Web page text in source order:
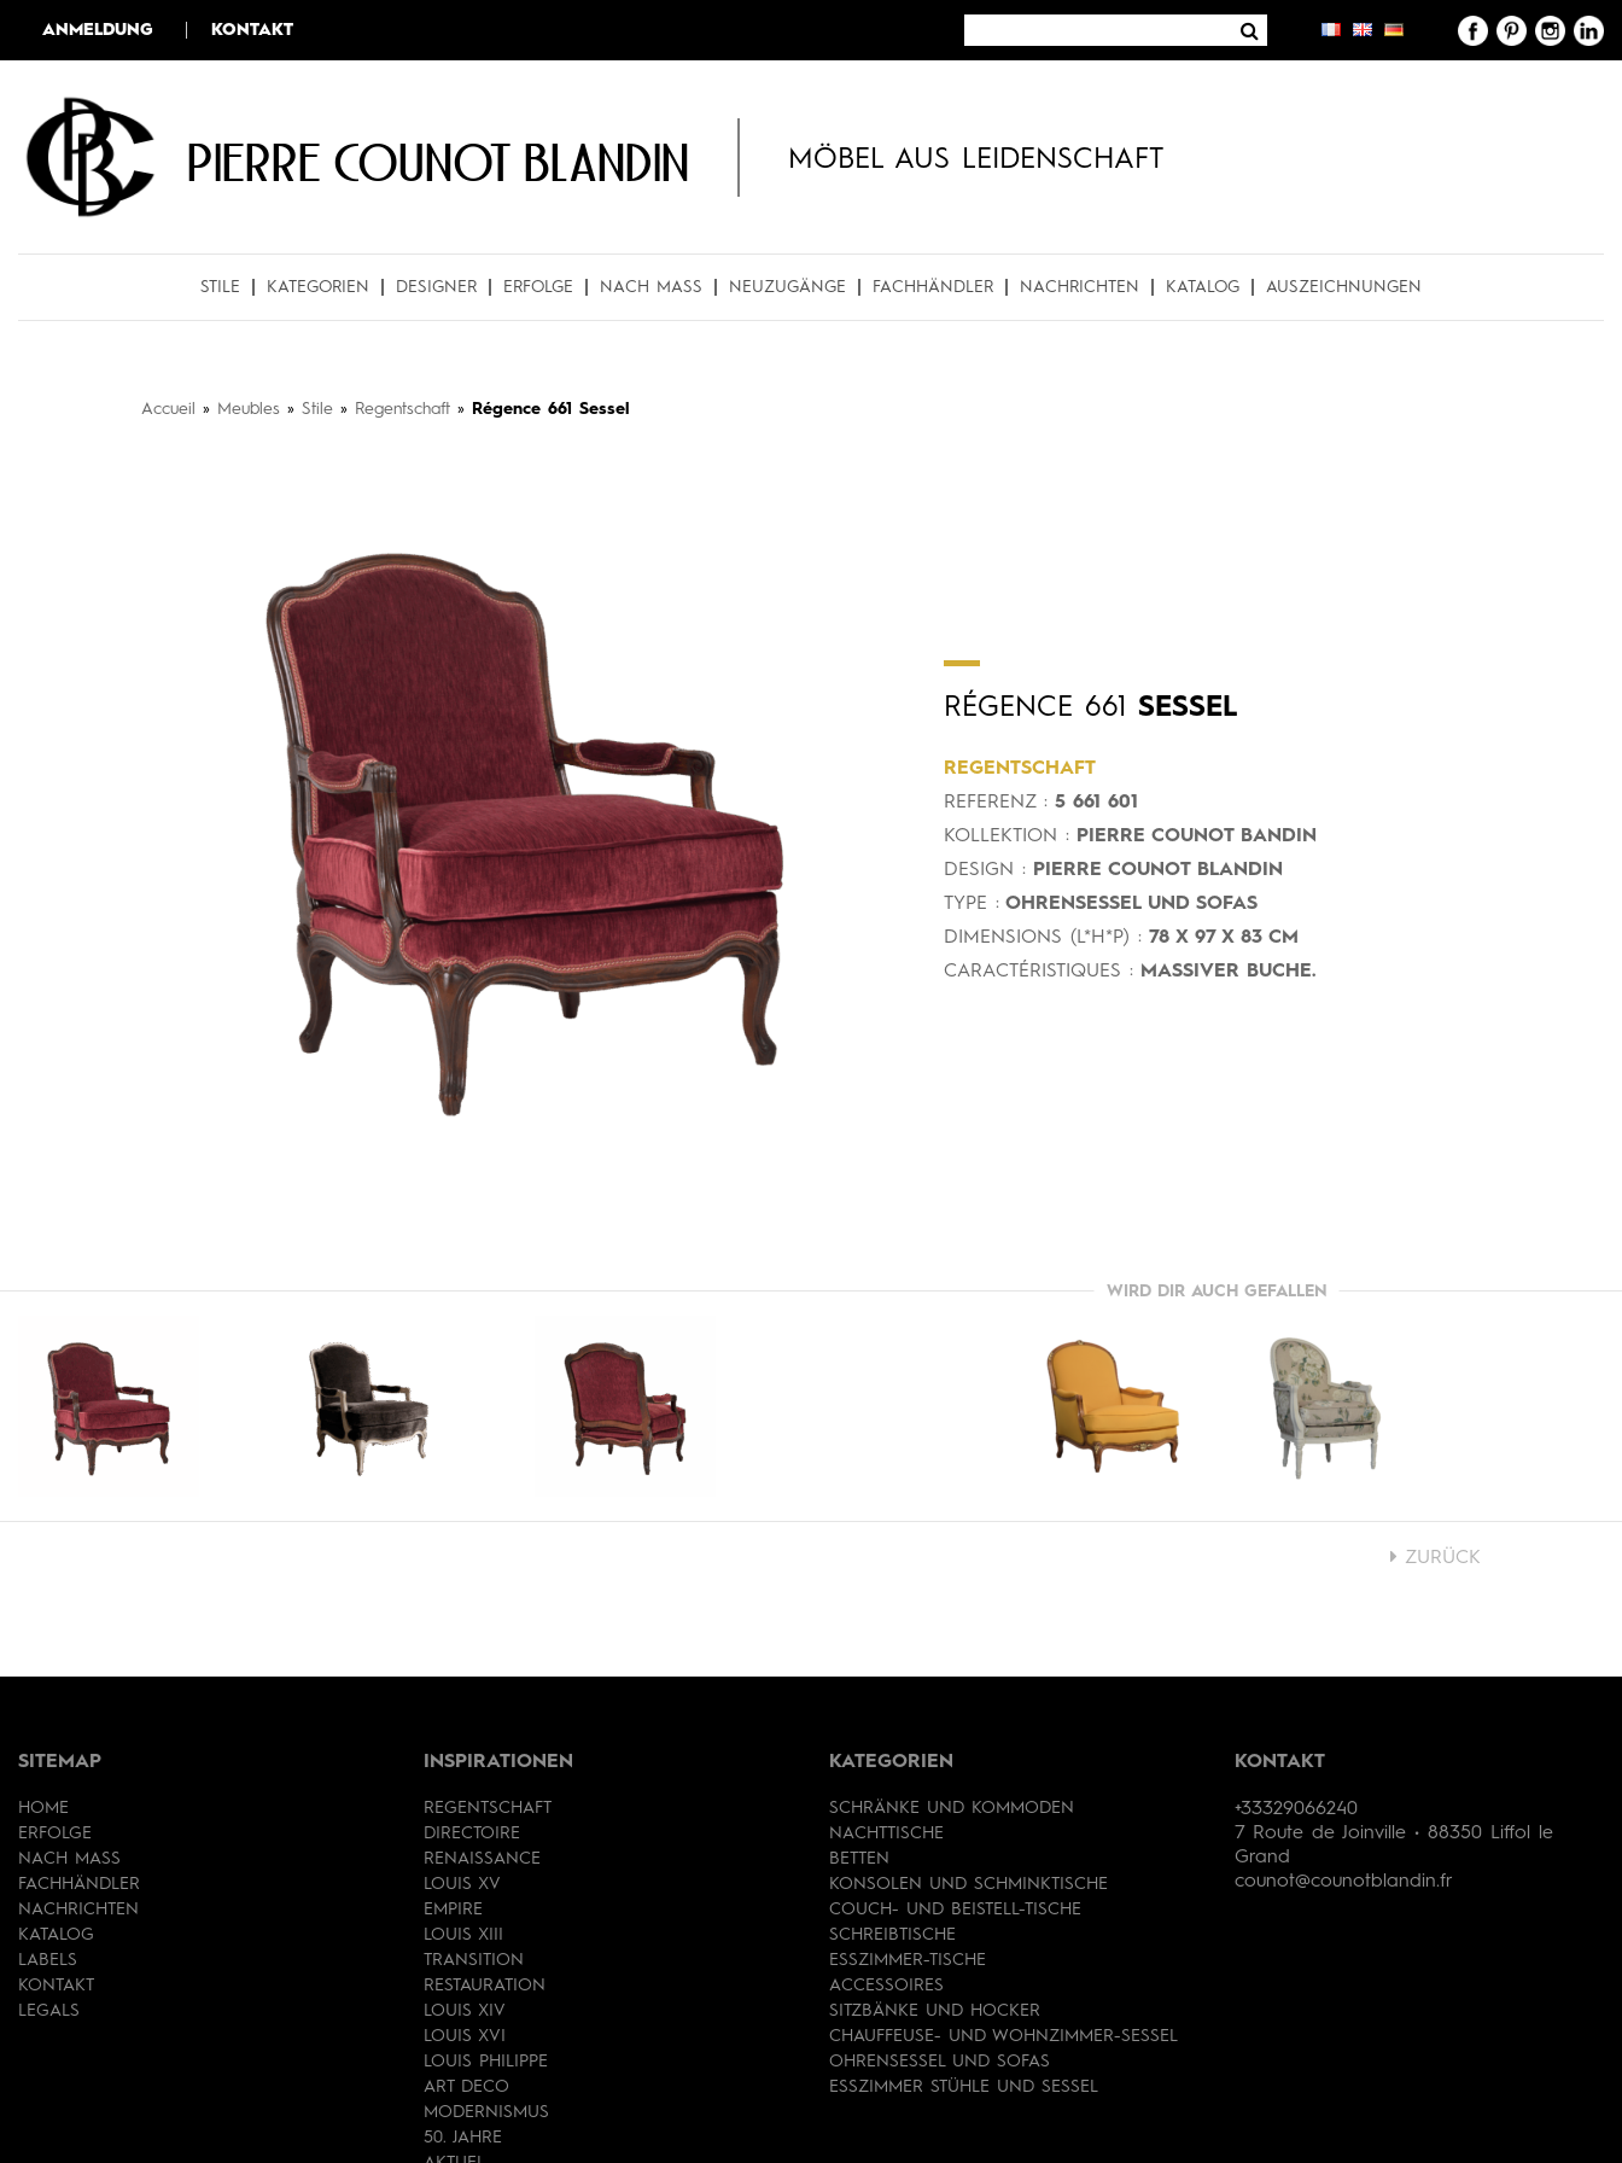
ANMELDUNG KONTAKT
Pierre COUNOT BLANDIN MÖBEL AUS LEIDENSCHAFT
STILE KATEGORIEN DESIGNER ERFOLGE NACH MASS NEUZUGÄNGE FACHHÄNDLER NACHRICHTEN KATALOG AUSZEICHNUNGEN
Accueil » Meubles » Stile » Regentschaft » Régence 661 Sessel
RÉGENCE 661 SESSEL
REGENTSCHAFT
REFERENZ : 5 661 601
KOLLEKTION : PIERRE COUNOT BANDIN
DESIGN : PIERRE COUNOT BLANDIN
TYPE : OHRENSESSEL UND SOFAS
DIMENSIONS (L*H*P) : 78 X 97 X 83 CM
CARACTÉRISTIQUES : MASSIVER BUCHE.
WIRD DIR AUCH GEFALLEN
ZURÜCK
SITEMAP
HOME
ERFOLGE
NACH MASS
FACHHÄNDLER
NACHRICHTEN
KATALOG
LABELS
KONTAKT
LEGALS
INSPIRATIONEN
REGENTSCHAFT
DIRECTOIRE
RENAISSANCE
LOUIS XV
EMPIRE
LOUIS XIII
TRANSITION
RESTAURATION
LOUIS XIV
LOUIS XVI
LOUIS PHILIPPE
ART DECO
MODERNISMUS
50. JAHRE
KATEGORIEN
SCHRÄNKE UND KOMMODEN
NACHTTISCHE
BETTEN
KONSOLEN UND SCHMINKTISCHE
COUCH- UND BEISTELL-TISCHE
SCHREIBTISCHE
ESSZIMMER-TISCHE
ACCESSOIRES
SITZBÄNKE UND HOCKER
CHAUFFEUSE- UND WOHNZIMMER-SESSEL
OHRENSESSEL UND SOFAS
ESSZIMMER STÜHLE UND SESSEL
KONTAKT
+33329066240
7 Route de Joinville • 88350 Liffol le
Grand
counot@counotblandin.fr